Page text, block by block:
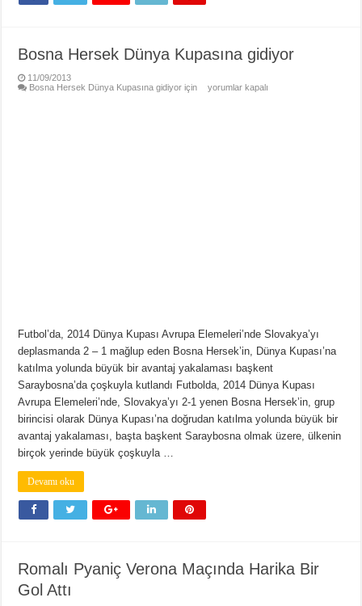
Bosna Hersek Dünya Kupasına gidiyor
11/09/2013
Bosna Hersek Dünya Kupasına gidiyor için
yorumlar kapalı
Futbol’da, 2014 Dünya Kupası Avrupa Elemeleri’nde Slovakya’yı
deplasmanda 2 – 1 mağlup eden Bosna Hersek’in, Dünya Kupası’na
katılma yolunda büyük bir avantaj yakalaması başkent
Saraybosna’da çoşkuyla kutlandı Futbolda, 2014 Dünya Kupası
Avrupa Elemeleri’nde, Slovakya’yı 2-1 yenen Bosna Hersek’in, grup
birincisi olarak Dünya Kupası’na doğrudan katılma yolunda büyük bir
avantaj yakalaması, başta başkent Saraybosna olmak üzere, ülkenin
birçok yerinde büyük çoşkuyla …
Devamı oku
Romalı Pyaniç Verona Maçında Harika Bir
Gol Attı